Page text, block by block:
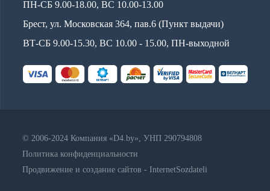
ПН-СБ 9.00-18.00, ВС 10.00-13.00
Брест, ул. Московская 364, пав.6 (Пункт выдачи)
ВТ-СБ 9.00-15.30, ВС 10.00 - 15.00, ПН-выходной
© 2006-2024 Компания «D4.by», УНП 290794808
Политика конфиденциальности
Продвижение и создание сайтов - InternetSozdateli